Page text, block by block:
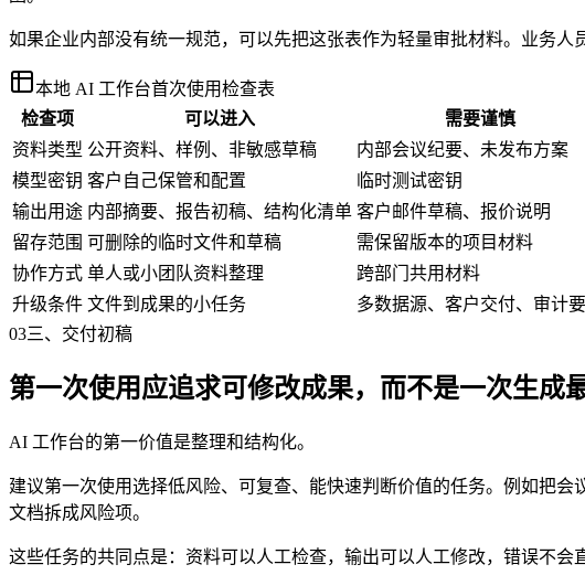
如果企业内部没有统一规范，可以先把这张表作为轻量审批材料。业务
本地 AI 工作台首次使用检查表
检查项
可以进入 需要谨慎
资料类型 公开资料、样例、非敏感草稿 内部会议纪要、未发布方案
模型密钥 客户自己保管和配置 临时测试密钥
输出用途 内部摘要、报告初稿、结构化清单 客户邮件草稿、报价说明
留存范围 可删除的临时文件和草稿 需保留版本的项目材料
协作方式 单人或小团队资料整理 跨部门共用材料
升级条件 文件到成果的小任务 多数据源、客户交付、审计
03三、交付初稿
第一次使用应追求可修改成果，而不是一次生成
AI 工作台的第一价值是整理和结构化。
建议第一次使用选择低风险、可复查、能快速判断价值的任务。例如把
文档拆成风险项。
这些任务的共同点是：资料可以人工检查，输出可以人工修改，错误不